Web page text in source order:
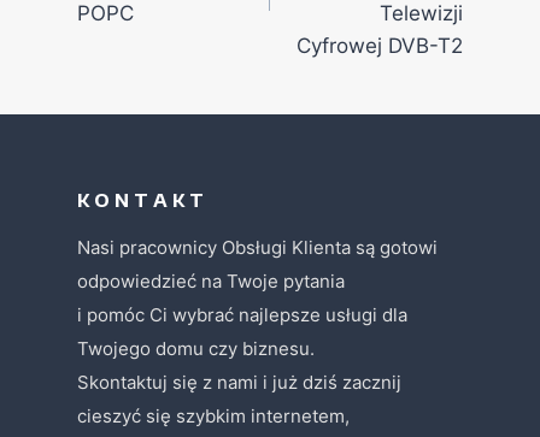
POPC
Telewizji
Cyfrowej DVB-T2
K O N T A K T
Nasi pracownicy Obsługi Klienta są gotowi
odpowiedzieć na Twoje pytania
i pomóc Ci wybrać najlepsze usługi dla
Twojego domu czy biznesu.
Skontaktuj się z nami i już dziś zacznij
cieszyć się szybkim internetem,